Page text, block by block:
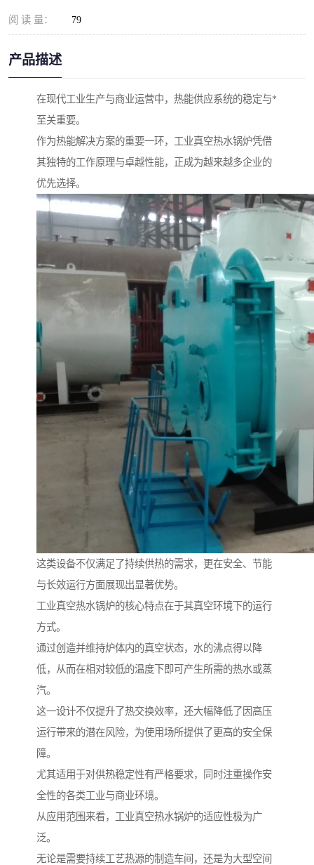
阅 读 量： 79
产品描述
在现代工业生产与商业运营中，热能供应系统的稳定与*
至关重要。
作为热能解决方案的重要一环，工业真空热水锅炉凭借
其独特的工作原理与卓越性能，正成为越来越多企业的
优先选择。
这类设备不仅满足了持续供热的需求，更在安全、节能
与长效运行方面展现出显著优势。
工业真空热水锅炉的核心特点在于其真空环境下的运行
方式。
通过创造并维持炉体内的真空状态，水的沸点得以降
低，从而在相对较低的温度下即可产生所需的热水或蒸
汽。
这一设计不仅提升了热交换效率，还大幅降低了因高压
运行带来的潜在风险，为使用场所提供了更高的安全保
障。
尤其适用于对供热稳定性有严格要求，同时注重操作安
全性的各类工业与商业环境。
从应用范围来看，工业真空热水锅炉的适应性极为广
泛。
无论是需要持续工艺热源的制造车间，还是为大型空间